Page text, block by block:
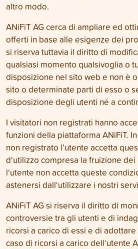
altro modo.
ANiFiT AG cerca di ampliare ed
offerti in base alle esigenze dei
si riserva tuttavia il diritto di
qualsiasi momento qualsivoglia o
disposizione nel sito web e non è
sito o determinate parti di esso o
disposizione degli utenti né a
I visitatori non registrati hanno
funzioni della piattaforma ANiFiT.
non registrato l’utente accetta
d‘utilizzo compresa la fruizione
l‘utente non accetta queste
astenersi dall‘utilizzare i nostri
ANiFiT AG si riserva il diritto di
controversie tra gli utenti e di
ricorsi a carico di essi e di
caso di ricorsi a carico dell‘utente